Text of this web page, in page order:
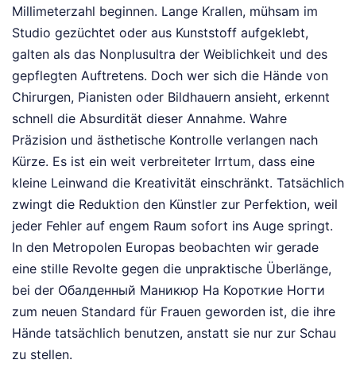
Millimeterzahl beginnen. Lange Krallen, mühsam im
Studio gezüchtet oder aus Kunststoff aufgeklebt,
galten als das Nonplusultra der Weiblichkeit und des
gepflegten Auftretens. Doch wer sich die Hände von
Chirurgen, Pianisten oder Bildhauern ansieht, erkennt
schnell die Absurdität dieser Annahme. Wahre
Präzision und ästhetische Kontrolle verlangen nach
Kürze. Es ist ein weit verbreiteter Irrtum, dass eine
kleine Leinwand die Kreativität einschränkt. Tatsächlich
zwingt die Reduktion den Künstler zur Perfektion, weil
jeder Fehler auf engem Raum sofort ins Auge springt.
In den Metropolen Europas beobachten wir gerade
eine stille Revolte gegen die unpraktische Überlänge,
bei der Обалденный Маникюр На Короткие Ногти
zum neuen Standard für Frauen geworden ist, die ihre
Hände tatsächlich benutzen, anstatt sie nur zur Schau
zu stellen.